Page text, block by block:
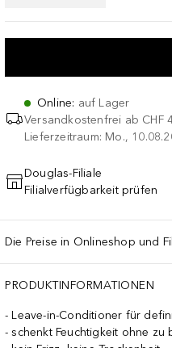
Online: auf Lager
Versandkostenfrei ab CHF
Lieferzeitraum: Mo.,
Douglas-Filiale
Filialverfügbarkeit prüfen
Die Preise in Onlineshop und
PRODUKTINFORMATIONEN
Leave-in-Conditioner für
schenkt Feuchtigkeit ohne zu